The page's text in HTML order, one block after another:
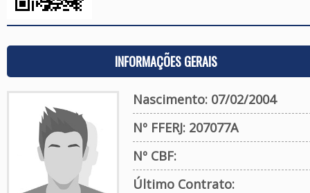
INFORMAÇÕES GERAIS
Nascimento: 07/02/2004
Nº FFERJ: 207077A
Nº CBF:
Último Contrato: